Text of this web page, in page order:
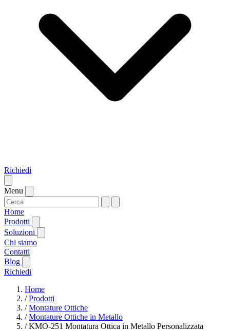
Richiedi
Menu
Home
Prodotti
Soluzioni
Chi siamo
Contatti
Blog
Richiedi
Home
/Prodotti
/Montature Ottiche
/Montature Ottiche in Metallo
/KMO-251 Montatura Ottica in Metallo Personalizzata